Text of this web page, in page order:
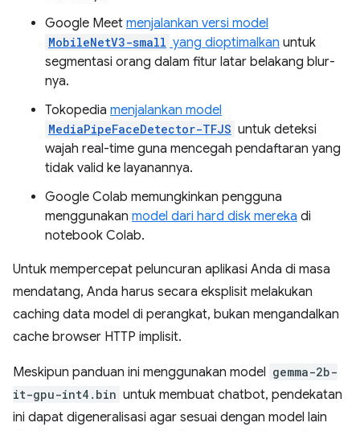
Google Meet menjalankan versi model
MobileNetV3-small yang dioptimalkan untuk
segmentasi orang dalam fitur latar belakang blur-
nya.
Tokopedia menjalankan model
MediaPipeFaceDetector-TFJS untuk deteksi
wajah real-time guna mencegah pendaftaran yang
tidak valid ke layanannya.
Google Colab memungkinkan pengguna
menggunakan model dari hard disk mereka di
notebook Colab.
Untuk mempercepat peluncuran aplikasi Anda di masa
mendatang, Anda harus secara eksplisit melakukan
caching data model di perangkat, bukan mengandalkan
cache browser HTTP implisit.
Meskipun panduan ini menggunakan model gemma-2b-
it-gpu-int4.bin untuk membuat chatbot, pendekatan
ini dapat digeneralisasi agar sesuai dengan model lain